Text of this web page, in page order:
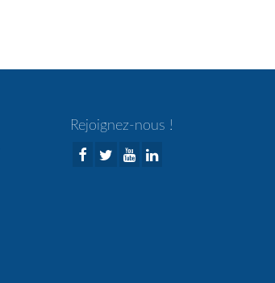
Rejoignez-nous !